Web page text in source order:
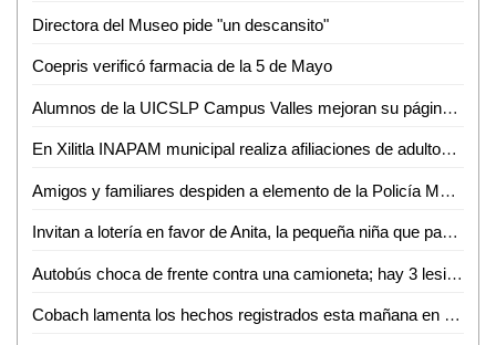
Directora del Museo pide "un descansito"
Coepris verificó farmacia de la 5 de Mayo
Alumnos de la UICSLP Campus Valles mejoran su página sobre lengua Tének
En Xilitla INAPAM municipal realiza afiliaciones de adultos mayores
Amigos y familiares despiden a elemento de la Policía Municipal fallecido
Invitan a lotería en favor de Anita, la pequeña niña que padece de atrofia cerebral
Autobús choca de frente contra una camioneta; hay 3 lesionados
Cobach lamenta los hechos registrados esta mañana en plantel 08 de Xilitla